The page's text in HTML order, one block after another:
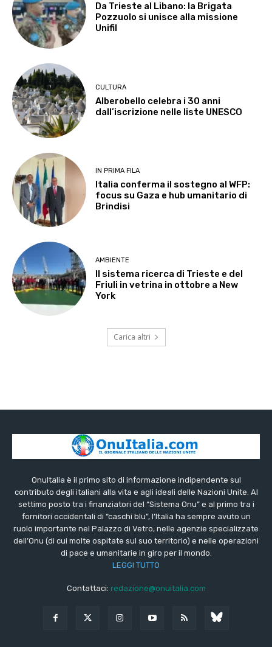
Da Trieste al Libano: la Brigata
Pozzuolo si unisce alla missione
Unifil
CULTURA
Alberobello celebra i 30 anni
dall’iscrizione nelle liste UNESCO
IN PRIMA FILA
Italia conferma il sostegno al WFP:
focus su Gaza e hub umanitario di
Brindisi
AMBIENTE
Il sistema ricerca di Trieste e del
Friuli in vetrina in ottobre a New
York
Carica altri
OnuItalia è il primo sito di informazione indipendente sul
contributo degli italiani alla vita e agli ideali delle Nazioni Unite. Al
settimo posto tra i finanziatori del “Sistema Onu” e al primo tra i
fornitori occidentali di “caschi blu”, l’Italia ha sempre avuto un
ruolo importante nel Palazzo di Vetro, nelle agenzie specializzate
dell’Onu (di cui molte ospitate sul suo territorio) e nelle operazioni
di pace e umanitarie in giro per il mondo.
LEGGI TUTTO
Contattaci: redazione@onuitalia.com